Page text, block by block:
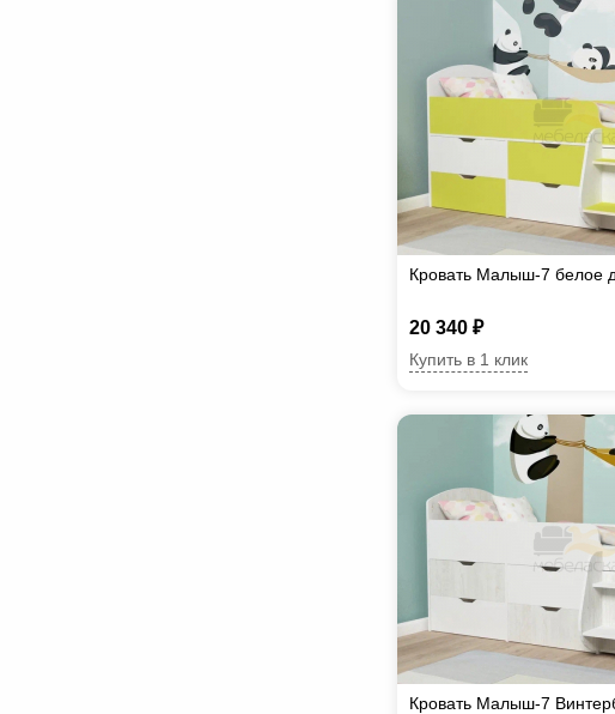
Кровать Малыш-7 белое
20 340 ₽
Купить в 1 клик
Кровать Малыш-7